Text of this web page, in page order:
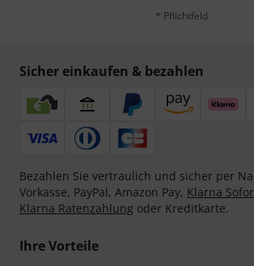
* Pflichtfeld
Sicher einkaufen & bezahlen
Bezahlen Sie vertraulich und sicher per
Vorkasse, PayPal, Amazon Pay, Klarna
Klarna Ratenzahlung oder Kreditkarte.
Ihre Vorteile